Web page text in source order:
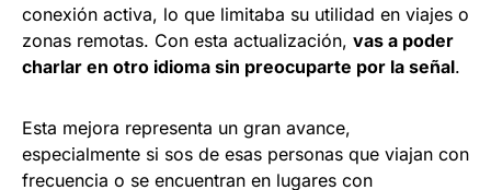
conexión activa, lo que limitaba su utilidad en viajes o
zonas remotas. Con esta actualización, vas a poder
charlar en otro idioma sin preocuparte por la señal.
Esta mejora representa un gran avance,
especialmente si sos de esas personas que viajan con
frecuencia o se encuentran en lugares con